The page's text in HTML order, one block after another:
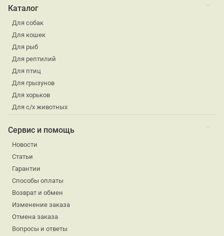
Каталог
Для собак
Для кошек
Для рыб
Для рептилий
Для птиц
Для грызунов
Для хорьков
Для с/х животных
Сервис и помощь
Новости
Статьи
Гарантии
Способы оплаты
Возврат и обмен
Изменение заказа
Отмена заказа
Вопросы и ответы